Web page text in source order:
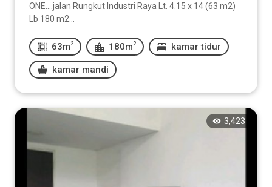
ONE....jalan Rungkut Industri Raya Lt. 4.15 x 14 (63 m2)
Lb 180 m2...
63m 2 180m 2 kamar tidur
kamar mandi
3,423